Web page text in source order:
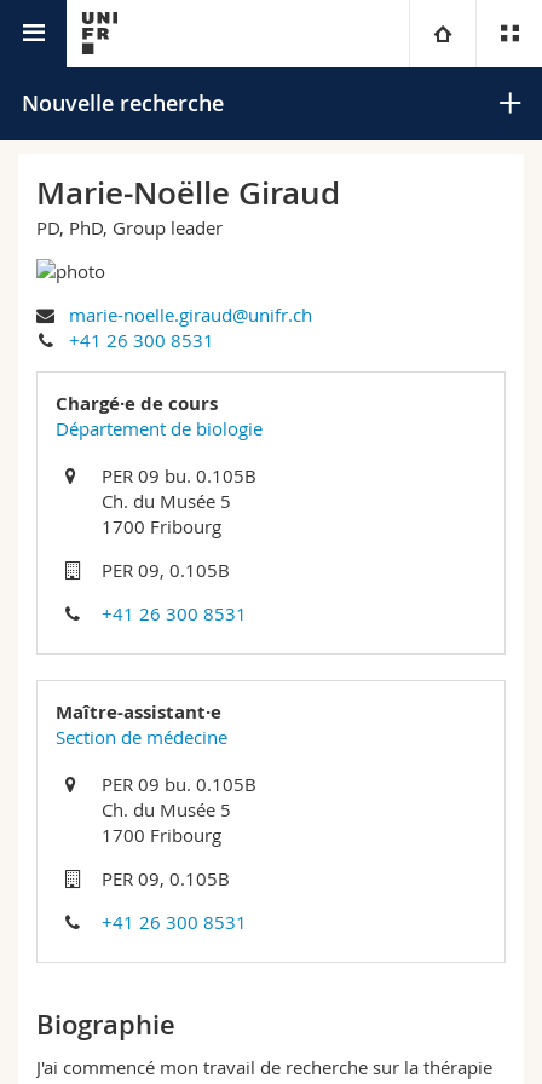
Université
Campus
Formation continue
Théologie
Lettres et sciences humaines
Sciences de l'éducation et de la formation
Sciences et médecine
Interfacultaire
Vous êtes
Médias
Chercheurs
Collaborateurs
Doctorants
Plan d'accès
Bibliothèques
Webmail
Programme des cours
Nouvelle recherche
Marie-Noëlle Giraud
PD, PhD, Group leader
marie-noelle.giraud@unifr.ch
+41 26 300 8531
Chargé·e de cours
Département de biologie
PER 09 bu. 0.105B
Ch. du Musée 5
1700 Fribourg
PER 09, 0.105B
+41 26 300 8531
Maître-assistant·e
Section de médecine
PER 09 bu. 0.105B
Ch. du Musée 5
1700 Fribourg
PER 09, 0.105B
+41 26 300 8531
Biographie
J'ai commencé mon travail de recherche sur la thérapie